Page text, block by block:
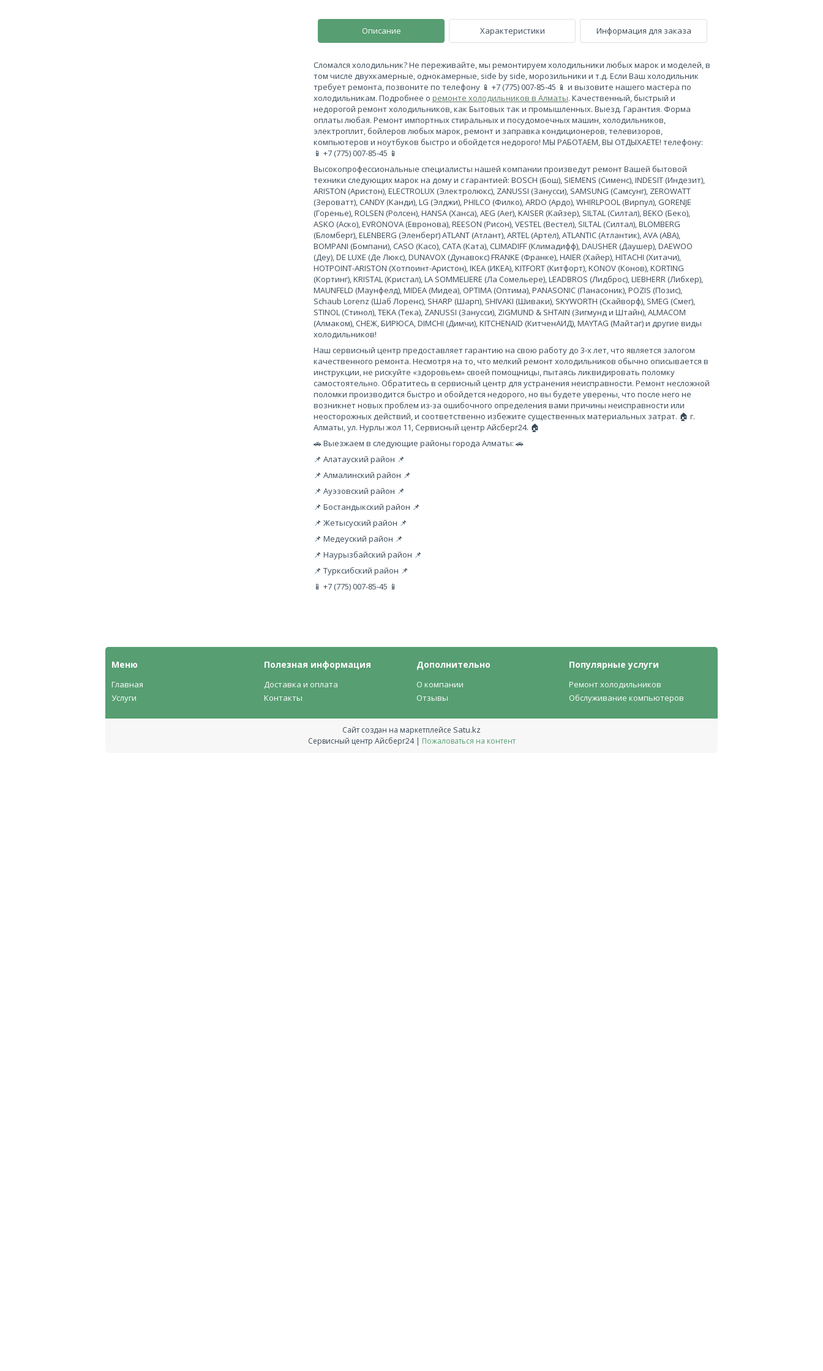
Описание Характеристики Информация для заказа
Сломался холодильник? Не переживайте, мы ремонтируем холодильники любых марок и моделей, в
том числе двухкамерные, однокамерные, side by side, морозильники и т.д. Если Ваш холодильник
требует ремонта, позвоните по телефону 📱 +7 (775) 007-85-45 📱 и вызовите нашего мастера по
холодильникам. Подробнее о ремонте холодильников в Алматы. Качественный, быстрый и
недорогой ремонт холодильников, как Бытовых так и промышленных. Выезд. Гарантия. Форма
оплаты любая. Ремонт импортных стиральных и посудомоечных машин, холодильников,
электроплит, бойлеров любых марок, ремонт и заправка кондиционеров, телевизоров,
компьютеров и ноутбуков быстро и обойдется недорого! МЫ РАБОТАЕМ, ВЫ ОТДЫХАЕТЕ! телефону:
📱 +7 (775) 007-85-45 📱
Высокопрофессиональные специалисты нашей компании произведут ремонт Вашей бытовой
техники следующих марок на дому и с гарантией: BOSCH (Бош), SIEMENS (Сименс), INDESIT (Индезит),
ARISTON (Аристон), ELECTROLUX (Электролюкс), ZANUSSI (Занусси), SAMSUNG (Самсунг), ZEROWATT
(Зероватт), CANDY (Канди), LG (Элджи), PHILCO (Филко), ARDO (Ардо), WHIRLPOOL (Вирпул), GORENJE
(Горенье), ROLSEN (Ролсен), HANSA (Ханса), AEG (Аег), KAISER (Кайзер), SILTAL (Силтал), BEKO (Беко),
ASKO (Аско), EVRONOVA (Евронова), REESON (Рисон), VESTEL (Вестел), SILTAL (Силтал), BLOMBERG
(Бломберг), ELENBERG (Эленберг) ATLANT (Атлант), ARTEL (Артел), ATLANTIC (Атлантик), AVA (АВА),
BOMPANI (Бомпани), CASO (Касо), CATA (Ката), CLIMADIFF (Климадифф), DAUSHER (Даушер), DAEWOO
(Деу), DE LUXE (Де Люкс), DUNAVOX (Дунавокс) FRANKE (Франке), HAIER (Хайер), HITACHI (Хитачи),
HOTPOINT-ARISTON (Хотпоинт-Аристон), IKEA (ИКЕА), KITFORT (Китфорт), KONOV (Конов), KORTING
(Кортинг), KRISTAL (Кристал), LA SOMMELIERE (Ла Сомельере), LEADBROS (Лидброс), LIEBHERR (Либхер),
MAUNFELD (Маунфелд), MIDEA (Мидеа), OPTIMA (Оптима), PANASONIC (Панасоник), POZIS (Позис),
Schaub Lorenz (Шаб Лоренс), SHARP (Шарп), SHIVAKI (Шиваки), SKYWORTH (Скайворф), SMEG (Смег),
STINOL (Стинол), TEKA (Тека), ZANUSSI (Занусси), ZIGMUND & SHTAIN (Зигмунд и Штайн), ALMACOM
(Алмаком), СНЕЖ, БИРЮСА, DIMCHI (Димчи), KITCHENAID (КитченАИД), MAYTAG (Майтаг) и другие виды
холодильников!
Наш сервисный центр предоставляет гарантию на свою работу до 3-х лет, что является залогом
качественного ремонта. Несмотря на то, что мелкий ремонт холодильников обычно описывается в
инструкции, не рискуйте «здоровьем» своей помощницы, пытаясь ликвидировать поломку
самостоятельно. Обратитесь в сервисный центр для устранения неисправности. Ремонт несложной
поломки производится быстро и обойдется недорого, но вы будете уверены, что после него не
возникнет новых проблем из-за ошибочного определения вами причины неисправности или
неосторожных действий, и соответственно избежите существенных материальных затрат. 🏠 г.
Алматы, ул. Нурлы жол 11, Сервисный центр Айсберг24. 🏠
🚗 Выезжаем в следующие районы города Алматы: 🚗
📌 Алатауский район 📌
📌 Алмалинский район 📌
📌 Ауэзовский район 📌
📌 Бостандыкский район 📌
📌 Жетысуский район 📌
📌 Медеуский район 📌
📌 Наурызбайский район 📌
📌 Турксибский район 📌
📱 +7 (775) 007-85-45 📱
Меню
Главная
Услуги
Полезная информация
Доставка и оплата
Контакты
Дополнительно
О компании
Отзывы
Популярные услуги
Ремонт холодильников
Обслуживание компьютеров
Сайт создан на маркетплейсе Satu.kz
Сервисный центр Айсберг24 | Пожаловаться на контент